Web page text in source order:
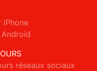
iPhone
Android
réseaux sociaux